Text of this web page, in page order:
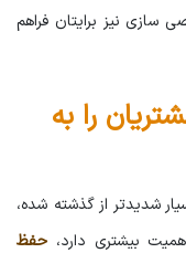
نیز برایتان فراهم
را به
شدیدتر از گذشته شده،
بیشتری دارد، حفظ